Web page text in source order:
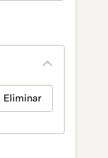
Eliminar